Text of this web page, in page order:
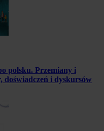
polsku. Przemiany i
doświadczeń i dyskursów